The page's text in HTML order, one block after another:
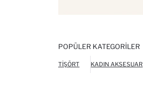
POPÜLER KATEGORILER
TIŞÖRT KADIN AKSESUAR